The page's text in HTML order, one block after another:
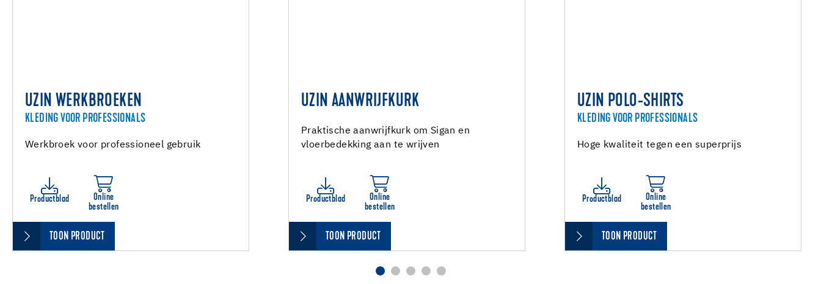
UZIN WERKBROEKEN
KLEDING VOOR PROFESSIONALS
Werkbroek voor professioneel gebruik
Productblad
Online
bestellen
TOON PRODUCT
UZIN AANWRIJFKURK
Praktische aanwrijfkurk om Sigan en
vloerbedekking aan te wrijven
Productblad
Online
bestellen
TOON PRODUCT
UZIN POLO-SHIRTS
KLEDING VOOR PROFESSIONALS
Hoge kwaliteit tegen een superprijs
Productblad
Online
bestellen
TOON PRODUCT